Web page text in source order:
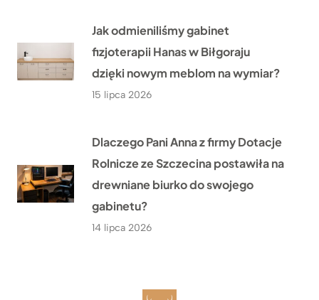
Jak odmieniliśmy gabinet
fizjoterapii Hanas w Biłgoraju
dzięki nowym meblom na wymiar?
15 lipca 2026
Dlaczego Pani Anna z firmy Dotacje
Rolnicze ze Szczecina postawiła na
drewniane biurko do swojego
gabinetu?
14 lipca 2026